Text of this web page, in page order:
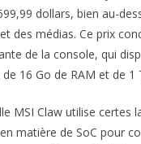
dollars, bien au-
des médias. Ce prix
de la console, qui
16 Go de RAM et de 1
MSI Claw utilise certes
matière de SoC pour